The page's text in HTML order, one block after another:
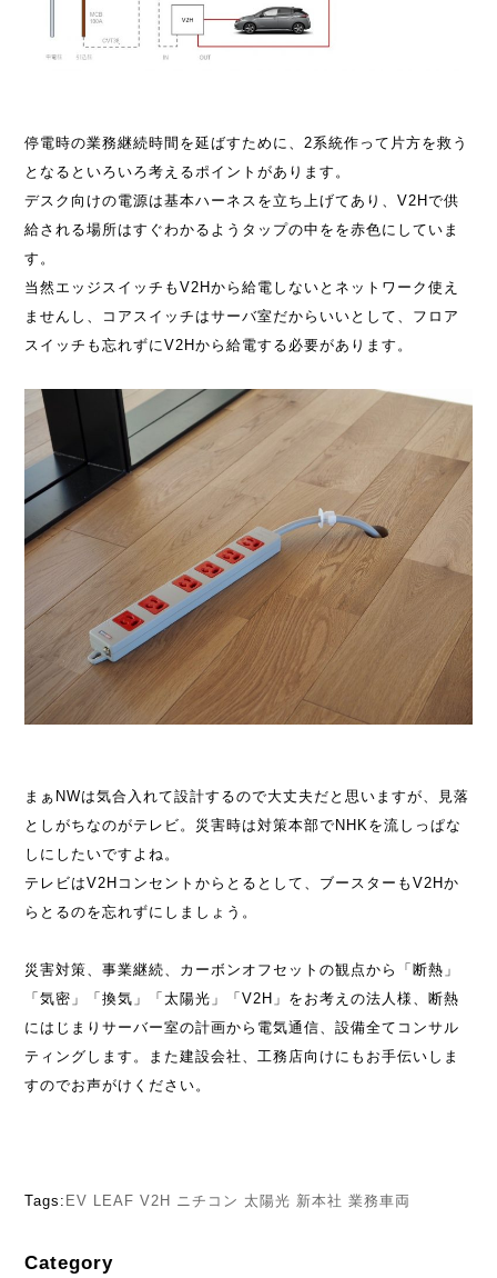
停電時の業務継続時間を延ばすために、2系統作って片方を救う
となるといろいろ考えるポイントがあります。
デスク向けの電源は基本ハーネスを立ち上げてあり、V2Hで供
給される場所はすぐわかるようタップの中をを赤色にしていま
す。
当然エッジスイッチもV2Hから給電しないとネットワーク使え
ませんし、コアスイッチはサーバ室だからいいとして、フロア
スイッチも忘れずにV2Hから給電する必要があります。
まぁNWは気合入れて設計するので大丈夫だと思いますが、見落
としがちなのがテレビ。災害時は対策本部でNHKを流しっぱな
しにしたいですよね。
テレビはV2Hコンセントからとるとして、ブースターもV2Hか
らとるのを忘れずにしましょう。
災害対策、事業継続、カーボンオフセットの観点から「断熱」
「気密」「換気」「太陽光」「V2H」をお考えの法人様、断熱
にはじまりサーバー室の計画から電気通信、設備全てコンサル
ティングします。また建設会社、工務店向けにもお手伝いしま
すのでお声がけください。
Tags: EV LEAF V2H ニチコン 太陽光 新本社 業務車両
Category